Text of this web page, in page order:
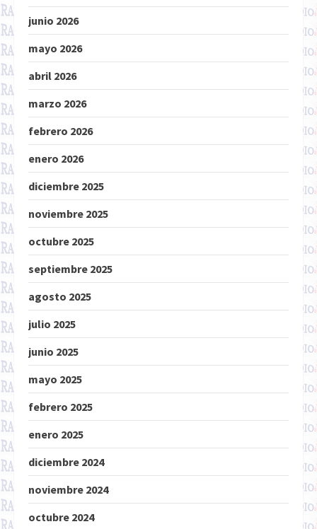
junio 2026
mayo 2026
abril 2026
marzo 2026
febrero 2026
enero 2026
diciembre 2025
noviembre 2025
octubre 2025
septiembre 2025
agosto 2025
julio 2025
junio 2025
mayo 2025
febrero 2025
enero 2025
diciembre 2024
noviembre 2024
octubre 2024